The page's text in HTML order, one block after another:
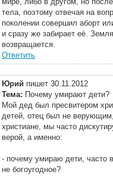
тела, поэтому отвечая на
поколении совершил аборт
и сразу же забирает её.
возвращается.
Ответить
Юрий пишет 30.11.2012
Тема: Почему умирают дети?
Мой дед был пресвитером
детей, отец был не
христиане, мы часто
верой, а именно:
- почему умираю дети, часто
не богоугодное?